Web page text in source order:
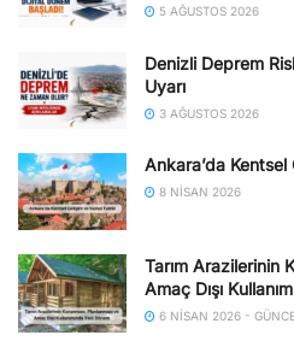
5 AĞUSTOS 2026
Denizli Deprem
Uyarı
3 AĞUSTOS 2026
Ankara’da
8 NISAN 2026
Tarım Arazilerinin
Amaç Dışı
6 NISAN 2026 -